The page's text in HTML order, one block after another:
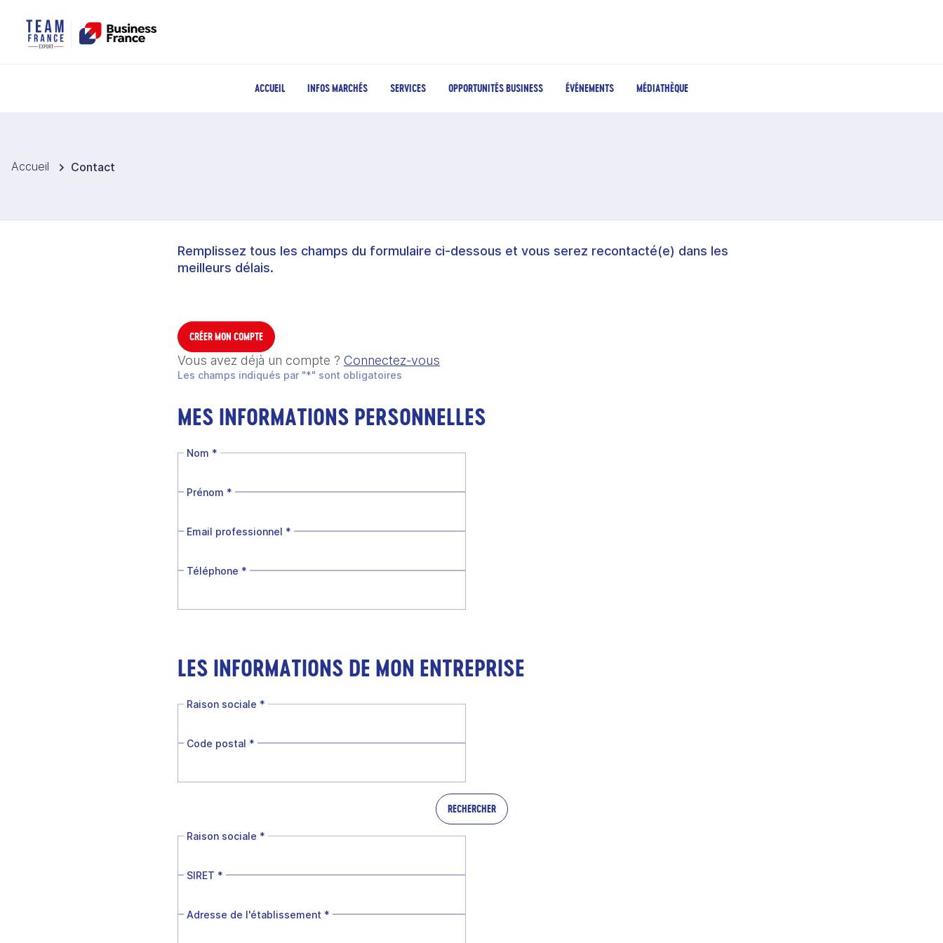
ACCUEIL INFOS MARCHÉS SERVICES OPPORTUNITÉS BUSINESS ÉVÉNEMENTS MÉDIATHÈQUE
Accueil Contact
Remplissez tous les champs du formulaire ci-dessous et vous serez recontacté(e) dans les
meilleurs délais.
CRÉER MON COMPTE
Vous avez déjà un compte ? Connectez-vous
Les champs indiqués par "*" sont obligatoires
MES INFORMATIONS PERSONNELLES
Nom *
Prénom *
Email professionnel *
Téléphone *
LES INFORMATIONS DE MON ENTREPRISE
Raison sociale *
Code postal *
RECHERCHER
Raison sociale *
SIRET *
Adresse de l'établissement *